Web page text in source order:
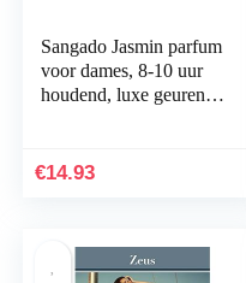
Sangado Jasmin parfum
voor dames, 8-10 uur
houdend, luxe geurend,
€14.93